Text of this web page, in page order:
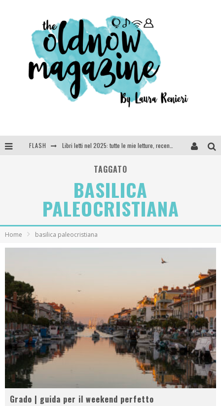
FLASH
SEE YOU AT 5 | Chanel
Anya Taylor-Joy, Jisoo e Willow Smith protagoniste della nuova campagna Dior Addict
TAGGATO
BASILICA
PALEOCRISTIANA
Home basilica paleocristiana
Grado | guida per il weekend perfetto